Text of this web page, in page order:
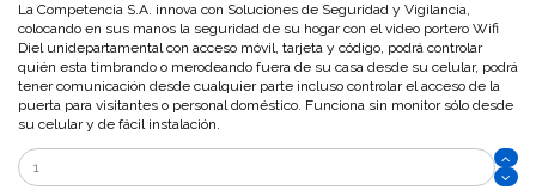
La Competencia S.A. innova con Soluciones de Seguridad y Vigilancia,
colocando en sus manos la seguridad de su hogar con el video portero Wifi
Diel unidepartamental con acceso móvil, tarjeta y código, podrá controlar
quién esta timbrando o merodeando fuera de su casa desde su celular, podrá
tener comunicación desde cualquier parte incluso controlar el acceso de la
puerta para visitantes o personal doméstico. Funciona sin monitor sólo desde
su celular y de fácil instalación.